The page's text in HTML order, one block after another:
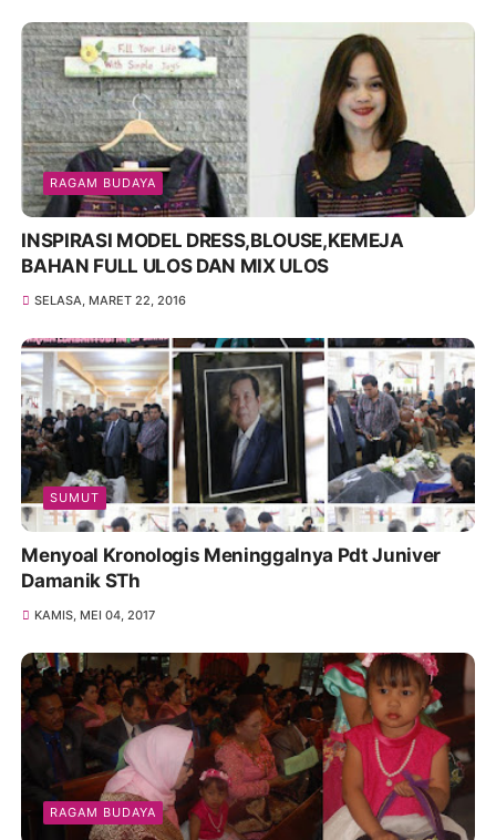
RAGAM BUDAYA
INSPIRASI MODEL DRESS,BLOUSE,KEMEJA
BAHAN FULL ULOS DAN MIX ULOS
SELASA, MARET 22, 2016
SUMUT
Menyoal Kronologis Meninggalnya Pdt Juniver
Damanik STh
KAMIS, MEI 04, 2017
RAGAM BUDAYA